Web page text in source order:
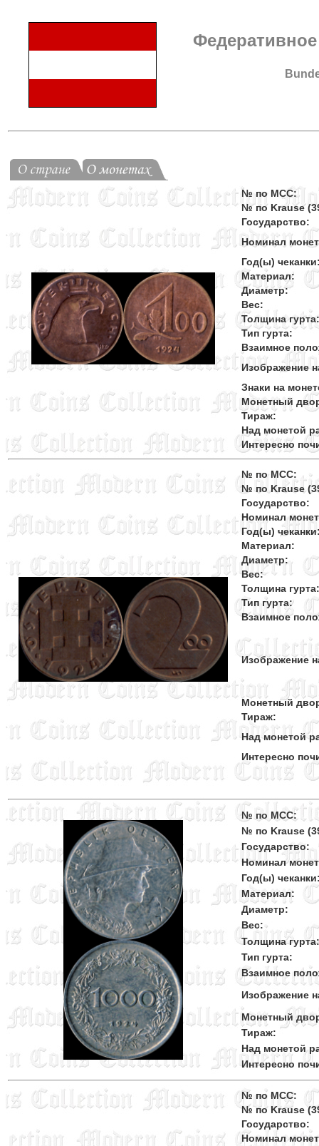
№ по MCC:
№ по Krause
Государство:
Номинал
Год(ы)
Материал:
Диаметр:
Вес:
Толщина гурта:
Тип гурта:
Взаимное
Изображение
Знаки на
Монетный
Тираж:
Над монетой
Интересно
№ по MCC:
№ по Krause
Государство:
Номинал
Год(ы)
Материал:
Диаметр:
Вес:
Толщина гурта:
Тип гурта:
Взаимное
Изображение
Монетный
Тираж:
Над монетой
Интересно
№ по MCC:
№ по Krause
Государство:
Номинал
Год(ы)
Материал:
Диаметр:
Вес:
Толщина гурта:
Тип гурта:
Взаимное
Изображение
Монетный
Тираж:
Над монетой
Интересно
№ по MCC:
№ по Krause
Государство:
Номинал